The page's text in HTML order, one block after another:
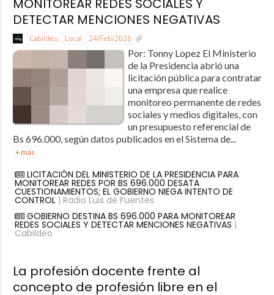
MONITOREAR REDES SOCIALES Y
DETECTAR MENCIONES NEGATIVAS
Cabildeo Local 24/Feb/2026
Por: Tonny Lopez El Ministerio
de la Presidencia abrió una
licitación pública para contratar
una empresa que realice
monitoreo permanente de redes
sociales y medios digitales, con
un presupuesto referencial de
Bs 696.000, según datos publicados en el Sistema de...
+ más
LICITACIÓN DEL MINISTERIO DE LA PRESIDENCIA PARA
MONITOREAR REDES POR BS 696.000 DESATA
CUESTIONAMIENTOS; EL GOBIERNO NIEGA INTENTO DE
CONTROL| Radio Luis de Fuentes
GOBIERNO DESTINA BS 696.000 PARA MONITOREAR
REDES SOCIALES Y DETECTAR MENCIONES NEGATIVAS |
Cabildeo
La profesión docente frente al
concepto de profesión libre en el